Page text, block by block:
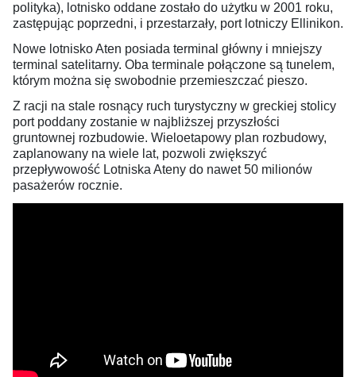
polityka), lotnisko oddane zostało do użytku w 2001 roku,
zastępując poprzedni, i przestarzały, port lotniczy Ellinikon.
Nowe lotnisko Aten posiada terminal główny i mniejszy
terminal satelitarny. Oba terminale połączone są tunelem,
którym można się swobodnie przemieszczać pieszo.
Z racji na stale rosnący ruch turystyczny w greckiej stolicy
port poddany zostanie w najbliższej przyszłości
gruntownej rozbudowie. Wieloetapowy plan rozbudowy,
zaplanowany na wiele lat, pozwoli zwiększyć
przepływowość Lotniska Ateny do nawet 50 milionów
pasażerów rocznie.